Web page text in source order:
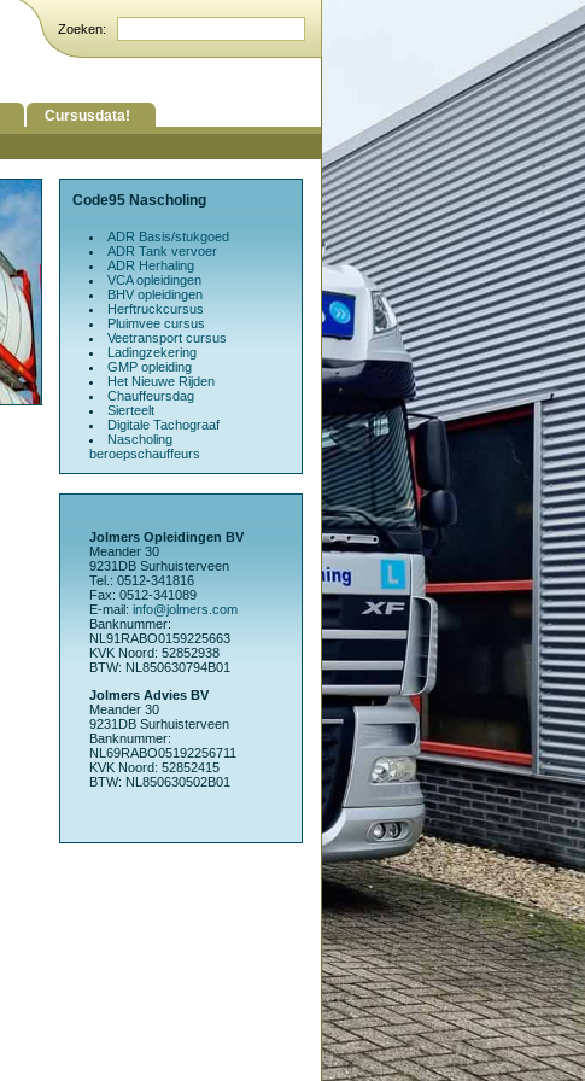
Cursusdata!
Code95 Nascholing
ADR Basis/stukgoed
ADR Tank vervoer
ADR Herhaling
VCA opleidingen
BHV opleidingen
Herftruckcursus
Pluimvee cursus
Veetransport cursus
Ladingzekering
GMP opleiding
Het Nieuwe Rijden
Chauffeursdag
Sierteelt
Digitale Tachograaf
Nascholing
beroepschauffeurs
Jolmers Opleidingen BV
Meander 30
9231DB Surhuisterveen
Tel.: 0512-341816
Fax: 0512-341089
E-mail: info@jolmers.com
Banknummer:
NL91RABO0159225663
KVK Noord: 52852938
BTW: NL850630794B01
Jolmers Advies BV
Meander 30
9231DB Surhuisterveen
Banknummer:
NL69RABO05192256711
KVK Noord: 52852415
BTW: NL850630502B01